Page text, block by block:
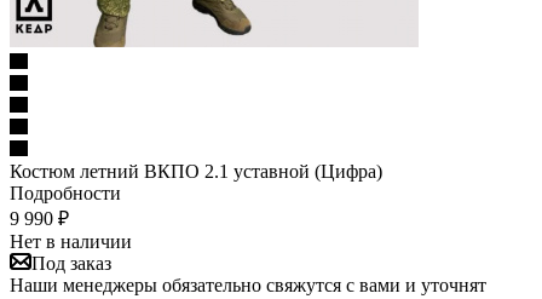
Костюм летний ВКПО 2.1 уставной (Цифра)
Подробности
9 990 ₽
Нет в наличии
Под заказ
Наши менеджеры обязательно свяжутся с вами и уточнят